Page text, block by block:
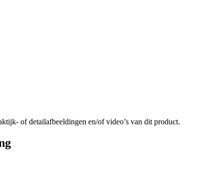
of detailafbeeldingen en/of video’s van dit product.